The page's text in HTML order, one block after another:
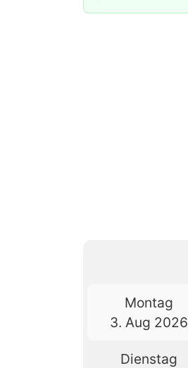
Montag
3. Aug 2026
Dienstag